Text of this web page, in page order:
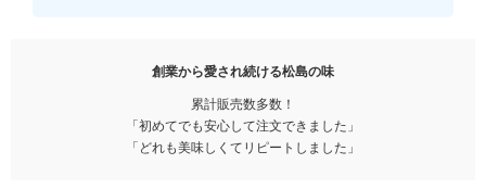
創業から愛され続ける松島の味
累計販売数多数！
「初めてでも安心して注文できました」
「どれも美味しくてリピートしました」